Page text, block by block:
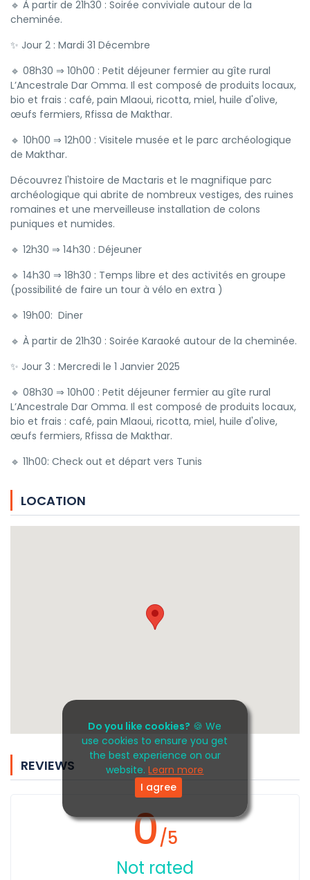
Do you like cookies? 🍪 We
use cookies to ensure you get
the best experience on our
website.Learn more
I agree
🔹 À partir de 21h30 : Soirée conviviale autour de la
cheminée.
✨ Jour 2 : Mardi 31 Décembre
🔹 08h30 ⇒ 10h00 : Petit déjeuner fermier au gîte rural
L’Ancestrale Dar Omma. Il est composé de produits locaux,
bio et frais : café, pain Mlaoui, ricotta, miel, huile d'olive,
œufs fermiers, Rfissa de Makthar.
🔹 10h00 ⇒ 12h00 : Visitele musée et le parc archéologique
de Makthar.
Découvrez l'histoire de Mactaris et le magnifique parc
archéologique qui abrite de nombreux vestiges, des ruines
romaines et une merveilleuse installation de colons
puniques et numides.
🔹 12h30 ⇒ 14h30 : Déjeuner
🔹 14h30 ⇒ 18h30 : Temps libre et des activités en groupe
(possibilité de faire un tour à vélo en extra )
🔹 19h00: Diner
🔹 À partir de 21h30 : Soirée Karaoké autour de la cheminée.
✨ Jour 3 : Mercredi le 1 Janvier 2025
🔹 08h30 ⇒ 10h00 : Petit déjeuner fermier au gîte rural
L’Ancestrale Dar Omma. Il est composé de produits locaux,
bio et frais : café, pain Mlaoui, ricotta, miel, huile d'olive,
œufs fermiers, Rfissa de Makthar.
🔹 11h00: Check out et départ vers Tunis
LOCATION
REVIEWS
0/5
Not rated